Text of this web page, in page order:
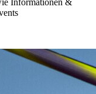
Informationen &